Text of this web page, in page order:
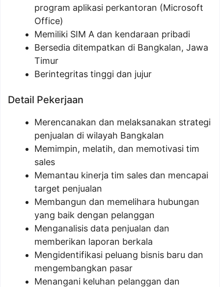
program aplikasi perkantoran (Microsoft
Office)
Memiliki SIM A dan kendaraan pribadi
Bersedia ditempatkan di Bangkalan, Jawa
Timur
Berintegritas tinggi dan jujur
Detail Pekerjaan
Merencanakan dan melaksanakan strategi
penjualan di wilayah Bangkalan
Memimpin, melatih, dan memotivasi tim
sales
Memantau kinerja tim sales dan mencapai
target penjualan
Membangun dan memelihara hubungan
yang baik dengan pelanggan
Menganalisis data penjualan dan
memberikan laporan berkala
Mengidentifikasi peluang bisnis baru dan
mengembangkan pasar
Menangani keluhan pelanggan dan